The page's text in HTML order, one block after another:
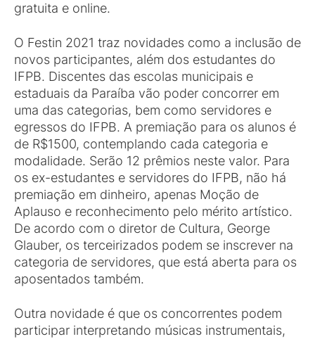
gratuita e online.
O Festin 2021 traz novidades como a inclusão de
novos participantes, além dos estudantes do
IFPB. Discentes das escolas municipais e
estaduais da Paraíba vão poder concorrer em
uma das categorias, bem como servidores e
egressos do IFPB. A premiação para os alunos é
de R$1500, contemplando cada categoria e
modalidade. Serão 12 prêmios neste valor. Para
os ex-estudantes e servidores do IFPB, não há
premiação em dinheiro, apenas Moção de
Aplauso e reconhecimento pelo mérito artístico.
De acordo com o diretor de Cultura, George
Glauber, os terceirizados podem se inscrever na
categoria de servidores, que está aberta para os
aposentados também.
Outra novidade é que os concorrentes podem
participar interpretando músicas instrumentais,